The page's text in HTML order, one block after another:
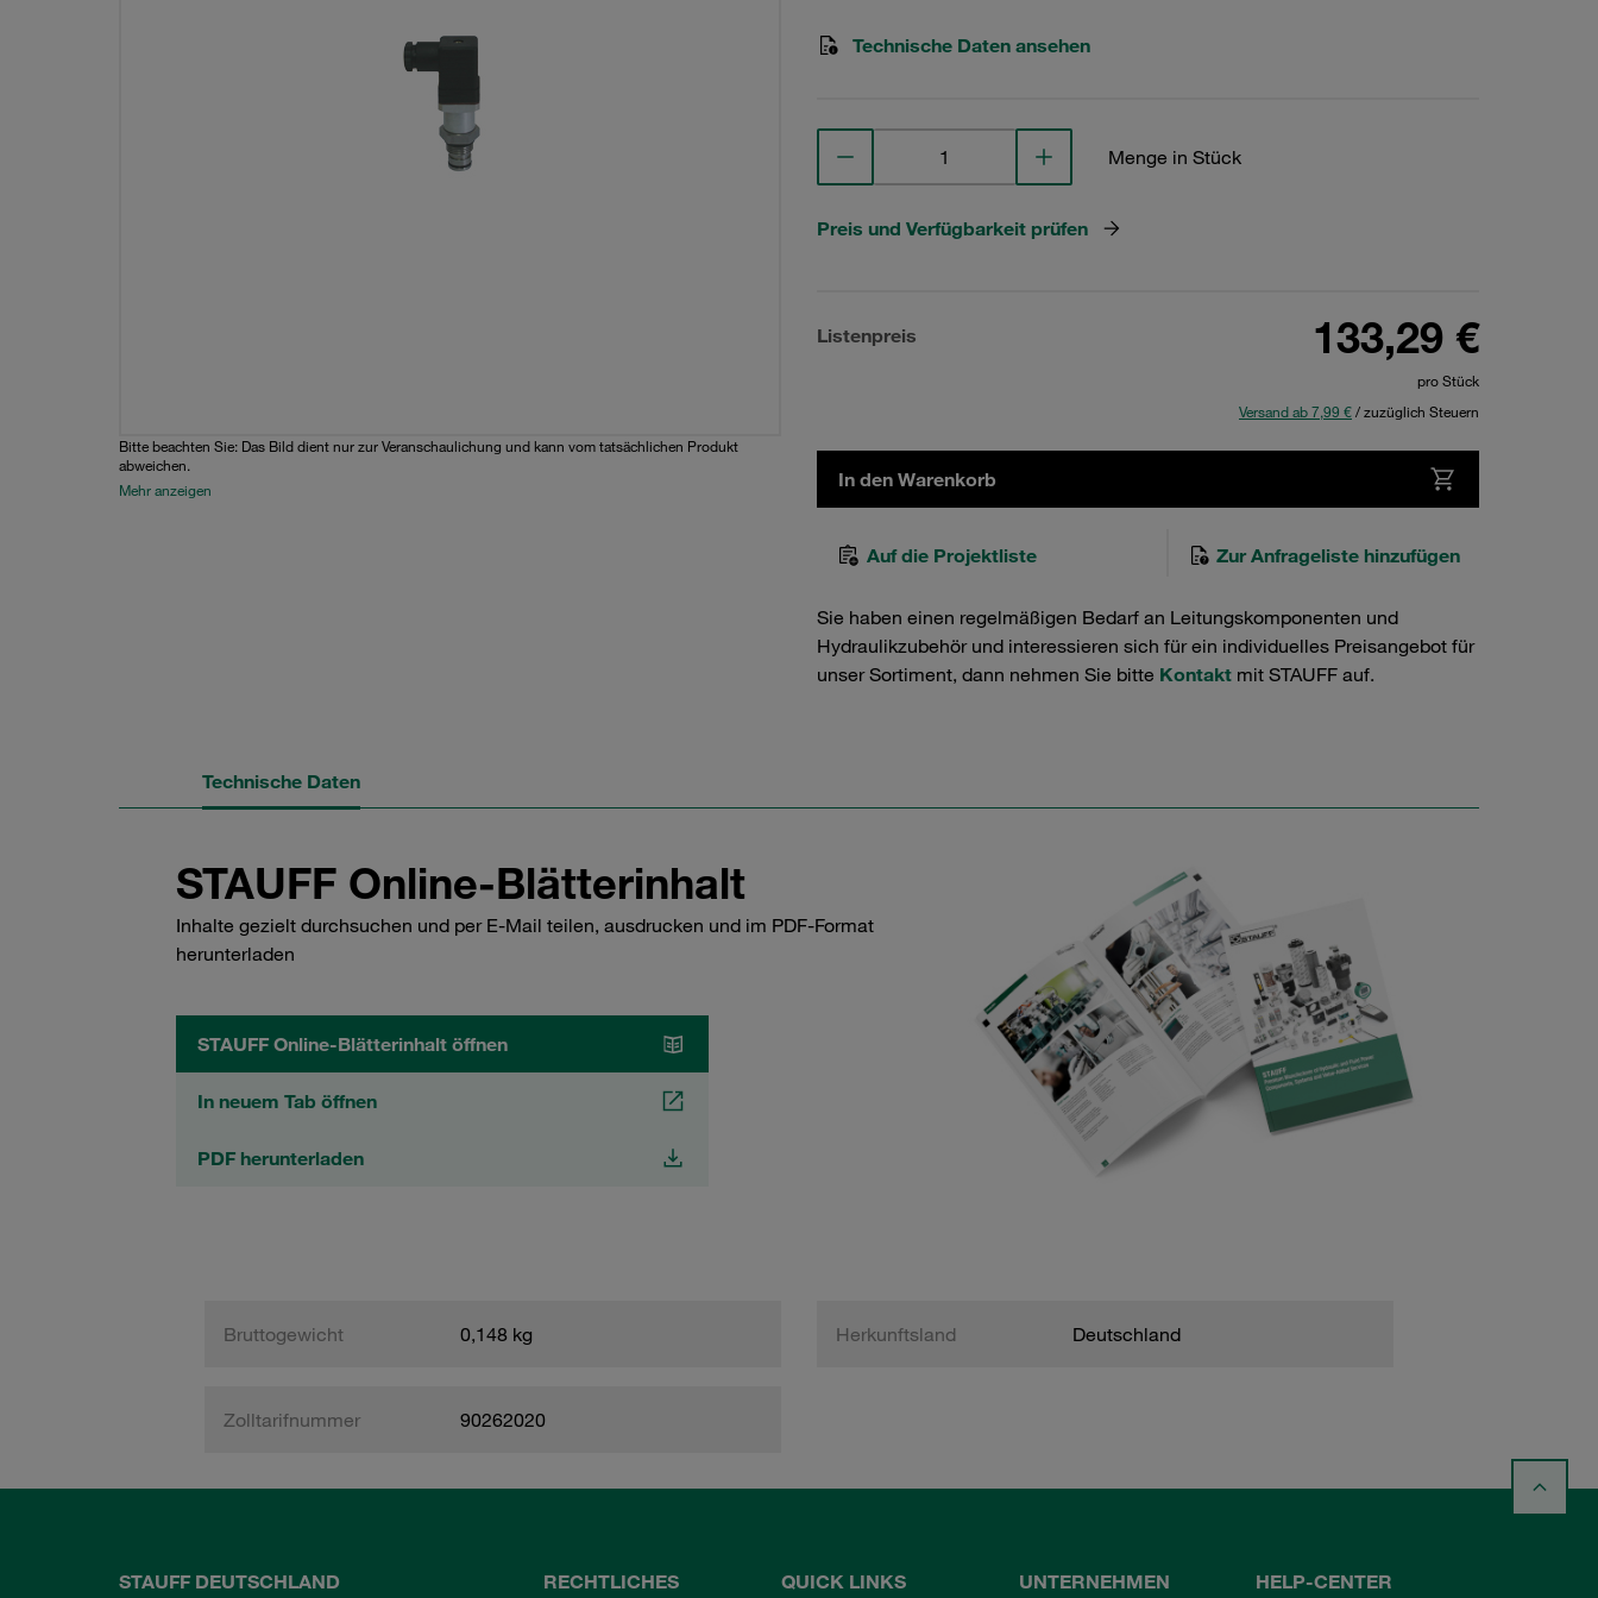
Bitte beachten Sie: Das Bild dient nur zur Veranschaulichung und kann vom tatsächlichen Produkt
abweichen.
Mehr anzeigen
Technische Daten ansehen
Menge in Stück
Preis und Verfügbarkeit prüfen
Listenpreis 133,29 €
pro Stück
Versand ab 7,99 €/ zuzüglich Steuern
In den Warenkorb
Auf die Projektliste Zur Anfrageliste hinzufügen
Sie haben einen regelmäßigen Bedarf an Leitungskomponenten und
Hydraulikzubehör und interessieren sich für ein individuelles Preisangebot für
unser Sortiment, dann nehmen Sie bitte Kontakt mit STAUFF auf.
Technische Daten
STAUFF Online-Blätterinhalt
Inhalte gezielt durchsuchen und per E-Mail teilen, ausdrucken und im PDF-Format
herunterladen
STAUFF Online-Blätterinhalt öffnen
In neuem Tab öffnen
PDF herunterladen
Bruttogewicht 0,148 kg Herkunftsland Deutschland
Zolltarifnummer 90262020
STAUFF DEUTSCHLAND RECHTLICHES QUICK LINKS UNTERNEHMEN HELP-CENTER